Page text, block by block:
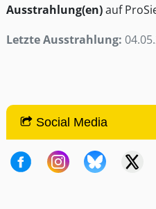
Ausstrahlung(en)auf
Letzte Ausstrahlung:
Social Media